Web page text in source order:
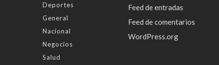
Deportes
General
Nacional
Negocios
Salud
Feed de entradas
Feed de comentarios
WordPress.org